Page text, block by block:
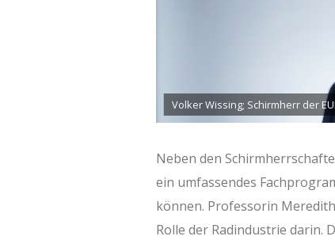
Volker Wissing; Schirmherr der
Neben den
ein umfassendes
können. Professorin
Rolle der Radindustrie darin.